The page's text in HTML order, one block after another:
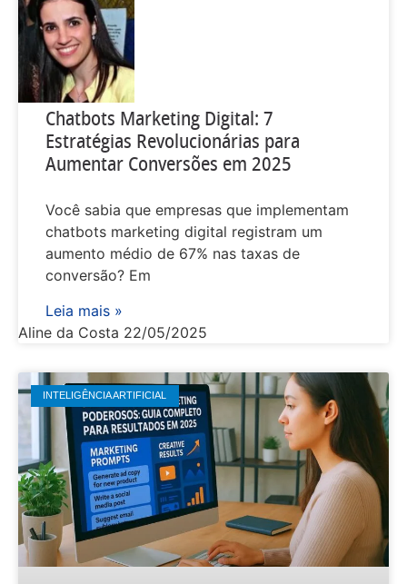
Chatbots Marketing Digital: 7
Estratégias Revolucionárias para
Aumentar Conversões em 2025
Você sabia que empresas que implementam
chatbots marketing digital registram um
aumento médio de 67% nas taxas de
conversão? Em
Leia mais »
Aline da Costa 22/05/2025
INTELIGÊNCIA ARTIFICIAL